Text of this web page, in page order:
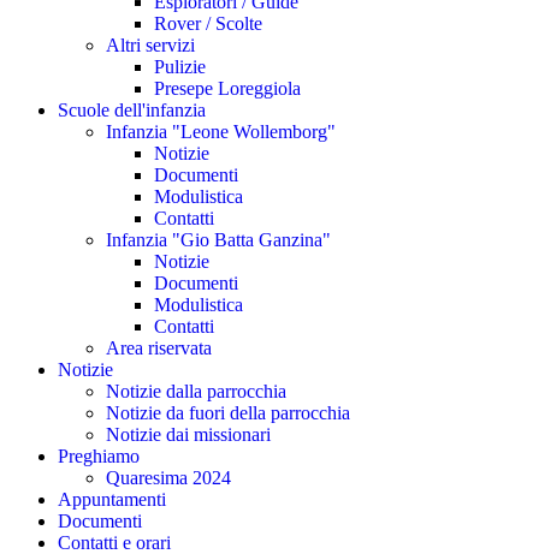
Rover / Scolte
Altri servizi
Pulizie
Presepe Loreggiola
Scuole dell'infanzia
Infanzia "Leone Wollemborg"
Notizie
Documenti
Modulistica
Contatti
Infanzia "Gio Batta Ganzina"
Notizie
Documenti
Modulistica
Contatti
Area riservata
Notizie
Notizie dalla parrocchia
Notizie da fuori della parrocchia
Notizie dai missionari
Preghiamo
Quaresima 2024
Appuntamenti
Documenti
Contatti e orari